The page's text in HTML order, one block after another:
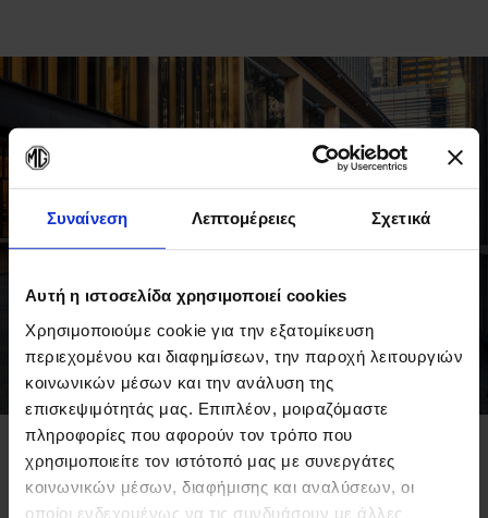
Συναίνεση Λεπτομέρειες Σχετικά
Αυτή η ιστοσελίδα χρησιμοποιεί cookies
Χρησιμοποιούμε cookie για την εξατομίκευση
περιεχομένου και διαφημίσεων, την παροχή λειτουργιών
κοινωνικών μέσων και την ανάλυση της
επισκεψιμότητάς μας. Επιπλέον, μοιραζόμαστε
πληροφορίες που αφορούν τον τρόπο που
χρησιμοποιείτε τον ιστότοπό μας με συνεργάτες
κοινωνικών μέσων, διαφήμισης και αναλύσεων, οι
οποίοι ενδεχομένως να τις συνδυάσουν με άλλες
Παγκόσμια πρεμιέρα για το
ολοκαίνουργιο MG3!